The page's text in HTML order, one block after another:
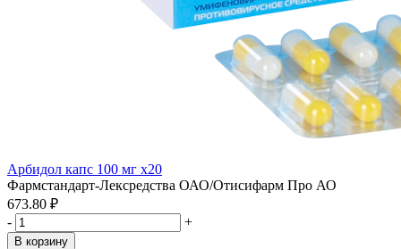
Арбидол капс 100 мг x20
Фармстандарт-Лексредства ОАО/Отисифарм Про АО
673.80 ₽
-
+
В корзину